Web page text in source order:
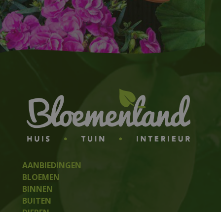
AANBIEDINGEN
BLOEMEN
BINNEN
BUITEN